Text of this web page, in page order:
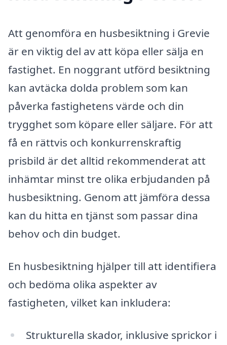
Att genomföra en husbesiktning i Grevie
är en viktig del av att köpa eller sälja en
fastighet. En noggrant utförd besiktning
kan avtäcka dolda problem som kan
påverka fastighetens värde och din
trygghet som köpare eller säljare. För att
få en rättvis och konkurrenskraftig
prisbild är det alltid rekommenderat att
inhämtar minst tre olika erbjudanden på
husbesiktning. Genom att jämföra dessa
kan du hitta en tjänst som passar dina
behov och din budget.
En husbesiktning hjälper till att identifiera
och bedöma olika aspekter av
fastigheten, vilket kan inkludera:
Strukturella skador, inklusive sprickor i